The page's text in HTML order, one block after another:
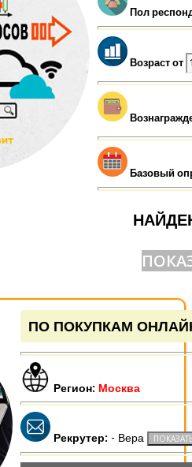
Пол
Возраст от
Базовый
ПО ПОКУПКАМ
Регион: Москва
Рекрутер: - Вера